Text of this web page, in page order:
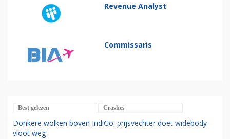
Revenue Analyst
Commissaris
Best gelezen Crashes
Donkere wolken boven IndiGo: prijsvechter doet widebody-
vloot weg